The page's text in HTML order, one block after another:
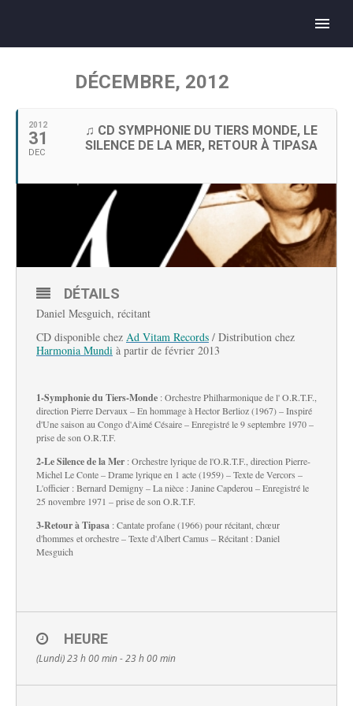
DÉCEMBRE, 2012
2012
31
DEC
♫ CD SYMPHONIE DU TIERS MONDE, LE
SILENCE DE LA MER, RETOUR À TIPASA
DÉTAILS
Daniel Mesguich, récitant
CD disponible chez Ad Vitam Records / Distribution chez
Harmonia Mundi à partir de février 2013
1-Symphonie du Tiers-Monde :Orchestre Philharmonique de l' O.R.T.F.,
direction Pierre Dervaux – En hommage à Hector Berlioz (1967) – Inspiré
d'Une saison au Congo d'Aimé Césaire – Enregistré le 9 septembre 1970 –
prise de son O.R.T.F.
2-Le Silence de la Mer : Orchestre lyrique de l'O.R.T.F., direction Pierre-
Michel Le Conte – Drame lyrique en 1 acte (1959) – Texte de Vercors –
L'officier : Bernard Demigny – La nièce : Janine Capderou – Enregistré le
25 novembre 1971 – prise de son O.R.T.F.
3-Retour à Tipasa : Cantate profane (1966) pour récitant, chœur
d'hommes et orchestre – Texte d'Albert Camus – Récitant : Daniel
Mesguich
HEURE
(Lundi) 23 h 00 min - 23 h 00 min